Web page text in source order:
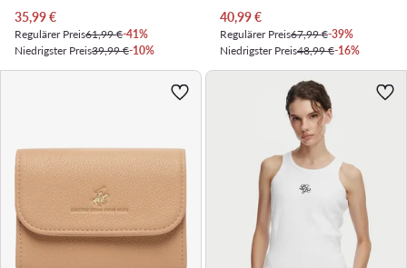
Aktueller Preis
35,99€
Regulärer Preis61,99 €-41%
Niedrigster Preis39,99 €-10%
Aktueller Preis
40,99€
Regulärer Preis67,99 €-39%
Niedrigster Preis48,99 €-16%